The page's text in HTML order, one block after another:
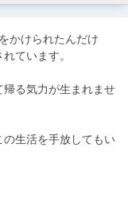
かけられたんだけ
ています。
る気力が生まれませ
生活を手放してもい